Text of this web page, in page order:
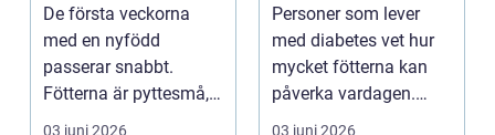
De första veckorna
med en nyfödd
passerar snabbt.
Fötterna är pyttesmå,
huden är mjuk och
03 juni 2026
Personer som lever
med diabetes vet hur
mycket fötterna kan
påverka vardagen.
Nedsatt känsel, sämre
03 juni 2026